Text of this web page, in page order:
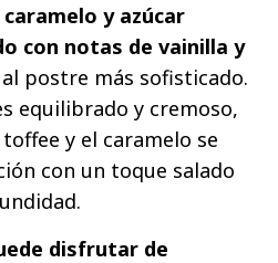
y azúcar
con notas de vainilla y
postre más sofisticado.
equilibrado y cremoso,
y el caramelo se
con un toque salado
disfrutar de